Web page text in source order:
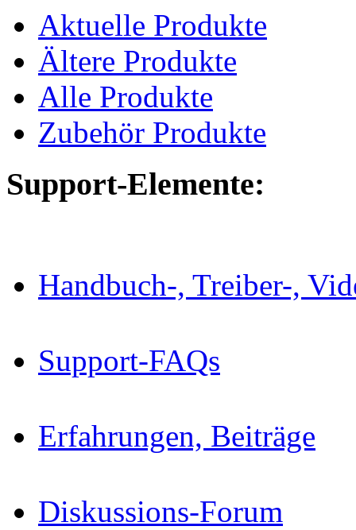
Aktuelle Produkte
Ältere Produkte
Alle Produkte
Zubehör Produkte
Support-Elemente:
Handbuch-, Treiber-,
Support-FAQs
Erfahrungen, Beiträge
Diskussions-Forum